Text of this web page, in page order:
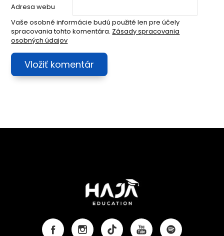
Adresa webu
Vaše osobné informácie budú použité len pre účely
spracovania tohto komentára. Zásady spracovania
osobných údajov